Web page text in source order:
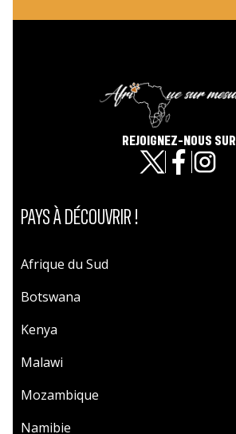
REJOIGNEZ-NOUS SUR
PAYS À DÉCOUVRIR !
Afrique du Sud
Botswana
Kenya
Malawi
Mozambique
Namibie